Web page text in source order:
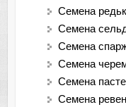
Семена
Семена
Семена
Семена
Семена
Семена